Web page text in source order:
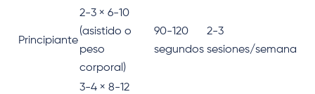
Principiante
2-3 × 6-10
(asistido o
peso
corporal)
90-120
segundos
2-3
sesiones/semana
3-4 × 8-12